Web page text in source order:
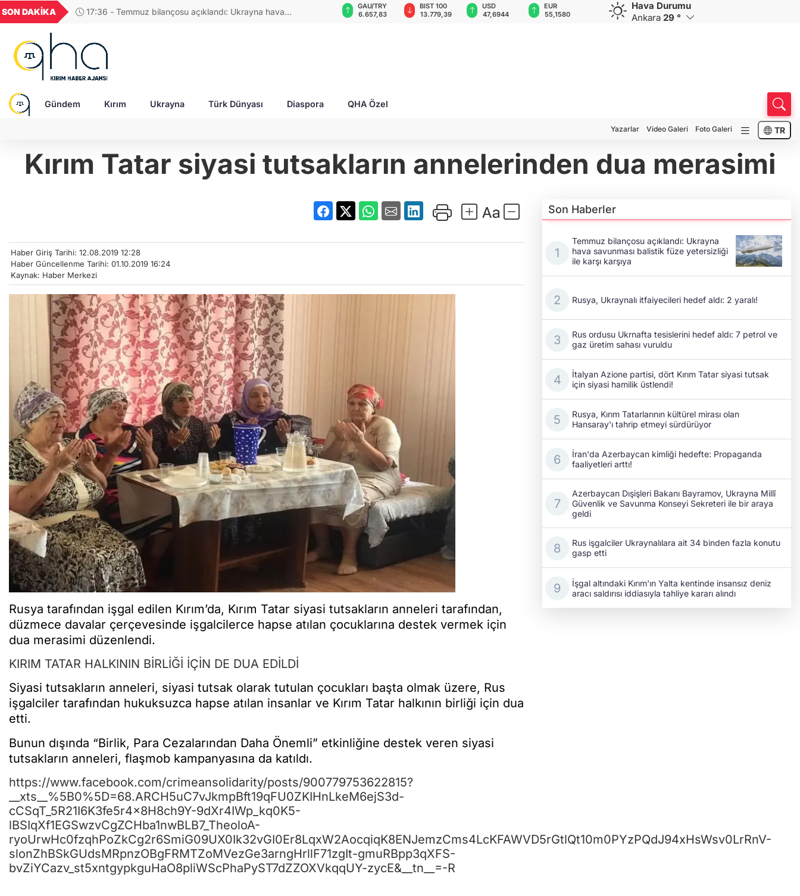
SON DAKİKA 17:48 - Rusya, Ukraynalı itfaiyecileri hedef aldı: 2 yaralı!
GEL
18,2388
16,2392
27,9743
0,0018
BIST 100
13.779,39
USD
47,6944
EUR
55,1580
GBP
64,4159
CHF
59,0360
CAD
34,2245
Hava Durumu
Ankara 29 °
Gündem Kırım Ukrayna Türk Dünyası Diaspora QHA Özel
Yazarlar Video Galeri Foto Galeri TR
Kırım Tatar siyasi tutsakların annelerinden dua merasimi
Haber Giriş Tarihi: 12.08.2019 12:28
Haber Güncellenme Tarihi: 01.10.2019 16:24
Kaynak: Haber Merkezi
Rusya tarafından işgal edilen Kırım’da, Kırım Tatar siyasi tutsakların anneleri tarafından,
düzmece davalar çerçevesinde işgalcilerce hapse atılan çocuklarına destek vermek için
dua merasimi düzenlendi.
KIRIM TATAR HALKININ BİRLİĞİ İÇİN DE DUA EDİLDİ
Siyasi tutsakların anneleri, siyasi tutsak olarak tutulan çocukları başta olmak üzere, Rus
işgalciler tarafından hukuksuzca hapse atılan insanlar ve Kırım Tatar halkının birliği için dua
etti.
Bunun dışında “Birlik, Para Cezalarından Daha Önemli” etkinliğine destek veren siyasi
tutsakların anneleri, flaşmob kampanyasına da katıldı.
https://www.facebook.com/crimeansolidarity/posts/900779753622815?
__xts__%5B0%5D=68.ARCH5uC7vJkmpBft19qFU0ZKIHnLkeM6ejS3d-
cCSqT_5R21I6K3fe5r4x8H8ch9Y-9dXr4IWp_kq0K5-
lBSIqXf1EGSwzvCgZCHba1nwBLB7_TheoloA-
ryoUrwHc0fzqhPoZkCg2r6SmiG09UX0Ik32vGI0Er8LqxW2AocqiqK8ENJemzCms4LcKFAWVD5rGtlQt10m0PYzPQdJ94xHsWsv0LrRnV-
slonZhBSkGUdsMRpnzOBgFRMTZoMVezGe3arngHrllF71zgIt-gmuRBpp3qXFS-
bvZiYCazv_st5xntgypkguHaO8pliWScPhaPyST7dZZOXVkqqUY-zycE&__tn__=-R
Son Haberler
Temmuz bilançosu açıklandı: Ukrayna
hava savunması balistik füze yetersizliği
ile karşı karşıya
Rusya, Ukraynalı itfaiyecileri hedef aldı: 2 yaralı!
Rus ordusu Ukrnafta tesislerini hedef aldı: 7 petrol ve
gaz üretim sahası vuruldu
İtalyan Azione partisi, dört Kırım Tatar siyasi tutsak
için siyasi hamilik üstlendi!
Rusya, Kırım Tatarlarının kültürel mirası olan
Hansaray'ı tahrip etmeyi sürdürüyor
İran'da Azerbaycan kimliği hedefte: Propaganda
faaliyetleri arttı!
Azerbaycan Dışişleri Bakanı Bayramov, Ukrayna Millî
Güvenlik ve Savunma Konseyi Sekreteri ile bir araya
geldi
Rus işgalciler Ukraynalılara ait 34 binden fazla konutu
gasp etti
İşgal altındaki Kırım'ın Yalta kentinde insansız deniz
aracı saldırısı iddiasıyla tahliye kararı alındı